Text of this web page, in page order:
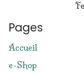
Pages
Accueil
e-Shop